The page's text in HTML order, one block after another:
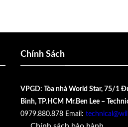
Chính Sách
VPGD: Tòa nhà World Star, 75/1
Bình, TP.HCM Mr.Ben Lee –
0979.880.878 Email: